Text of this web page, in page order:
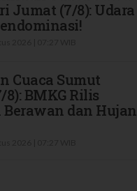
Jumat (7/8): Udara
Cuaca Sumut
BMKG Rilis
dan Hujan